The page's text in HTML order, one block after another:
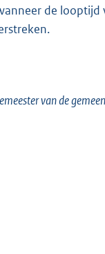
de looptijd
van de